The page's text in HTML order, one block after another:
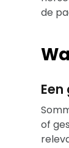
de
of